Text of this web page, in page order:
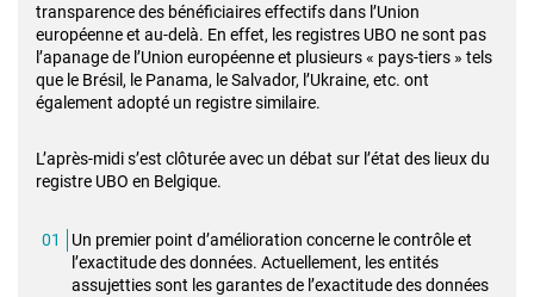
transparence des bénéficiaires effectifs dans l’Union
européenne et au-delà. En effet, les registres UBO ne sont pas
l’apanage de l’Union européenne et plusieurs « pays-tiers » tels
que le Brésil, le Panama, le Salvador, l’Ukraine, etc. ont
également adopté un registre similaire.
L’après-midi s’est clôturée avec un débat sur l’état des lieux du
registre UBO en Belgique.
Un premier point d’amélioration concerne le contrôle et
l’exactitude des données. Actuellement, les entités
assujetties sont les garantes de l’exactitude des données